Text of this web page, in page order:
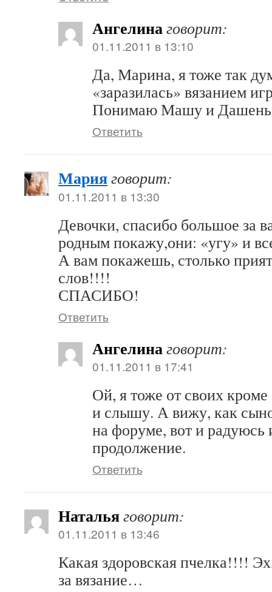
Ангелинаговорит:
01.11.2011 в 13:10
Да, Марина, я тоже так
«заразилась» вязанием
Понимаю Машу и
Ответить
Марияговорит:
01.11.2011 в 13:30
Девочки, спасибо большое за
родным покажу,они: «угу» и
А вам покажешь, столько
слов!!!!
СПАСИБО!
Ответить
Ангелинаговорит:
01.11.2011 в 17:41
Ой, я тоже от своих кроме
и слышу. А вижу, как
на форуме, вот и радуюсь
продолжение.
Ответить
Натальяговорит:
01.11.2011 в 13:46
Какая здоровская пчелка!!!!
за вязание…